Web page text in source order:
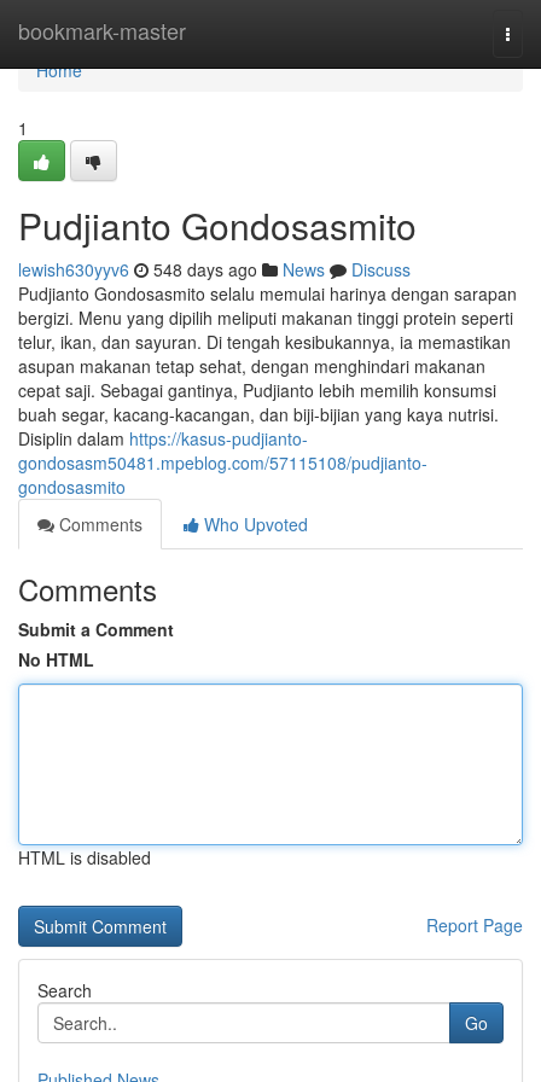
bookmark-master
Home
Home
1
Pudjianto Gondosasmito
lewish630yyv6 548 days ago News
Discuss
Pudjianto Gondosasmito selalu memulai harinya dengan sarapan
bergizi. Menu yang dipilih meliputi makanan tinggi protein seperti
telur, ikan, dan sayuran. Di tengah kesibukannya, ia memastikan
asupan makanan tetap sehat, dengan menghindari makanan
cepat saji. Sebagai gantinya, Pudjianto lebih memilih konsumsi
buah segar, kacang-kacangan, dan biji-bijian yang kaya nutrisi.
Disiplin dalam https://kasus-pudjianto-
gondosasm50481.mpeblog.com/57115108/pudjianto-
gondosasmito
Comments
Who Upvoted
Comments
Submit a Comment
No HTML
HTML is disabled
Report Page
Search
Go